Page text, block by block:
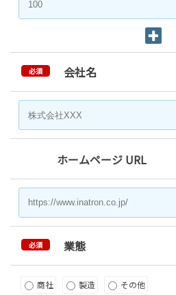
必須 会社名
ホームページ URL
必須 業態
商社 製造 その他